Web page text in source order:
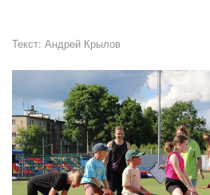
Текст: Андрей Крылов